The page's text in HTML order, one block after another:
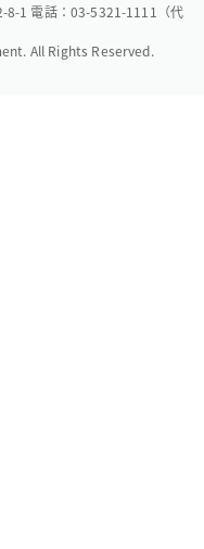
8-1 電話：03-5321-1111（代
All Rights Reserved.